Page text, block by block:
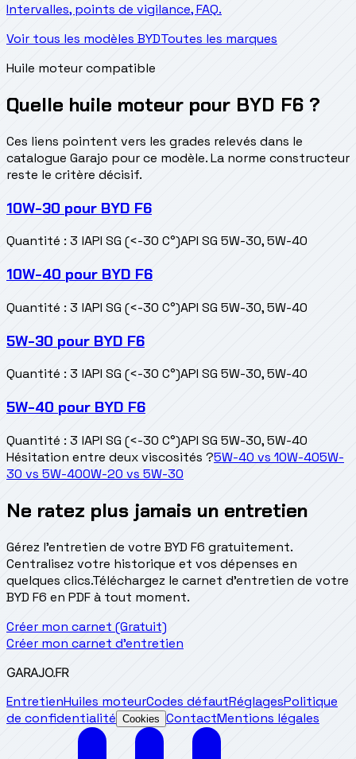
Intervalles, points de vigilance, FAQ.
Voir tous les modèles BYDToutes les marques
Huile moteur compatible
Quelle huile moteur pour BYD F6 ?
Ces liens pointent vers les grades relevés dans le
catalogue Garajo pour ce modèle. La norme constructeur
reste le critère décisif.
10W-30 pour BYD F6
Quantité :3 lAPI SG (<-30 C°)API SG 5W-30, 5W-40
10W-40 pour BYD F6
Quantité :3 lAPI SG (<-30 C°)API SG 5W-30, 5W-40
5W-30 pour BYD F6
Quantité : 3 lAPI SG (<-30 C°)API SG 5W-30, 5W-40
5W-40 pour BYD F6
Quantité : 3 lAPI SG (<-30 C°)API SG 5W-30, 5W-40
Hésitation entre deux viscosités ?5W-40 vs 10W-405W-
30 vs 5W-400W-20 vs 5W-30
Ne ratez plus jamais un entretien
Gérez l'entretien de votre BYD F6 gratuitement.
Centralisez votre historique et vos dépenses en
quelques clics.Téléchargez le carnet d'entretien de votre
BYD F6 en PDF à tout moment.
Créer mon carnet (Gratuit)
Créer mon carnet d'entretien
GARAJO.FR
EntretienHuiles moteurCodes défautRéglagesPolitique
de confidentialité Cookies ContactMentions légales